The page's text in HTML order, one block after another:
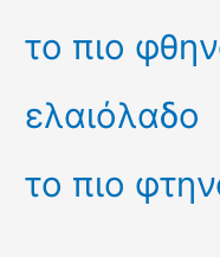
το πιο
ελαιόλαδο
το πιο